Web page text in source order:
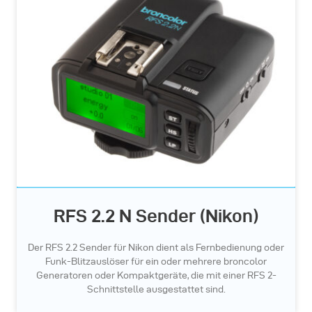
RFS 2.2 N Sender (Nikon)
Der RFS 2.2 Sender für Nikon dient als Fernbedienung oder
Funk-Blitzauslöser für ein oder mehrere broncolor
Generatoren oder Kompaktgeräte, die mit einer RFS 2-
Schnittstelle ausgestattet sind.